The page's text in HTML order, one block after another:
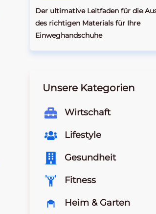
Der ultimative Leitfaden für die
des richtigen Materials für Ihre
Einweghandschuhe
Unsere Kategorien
Wirtschaft
Lifestyle
Gesundheit
Fitness
Heim & Garten